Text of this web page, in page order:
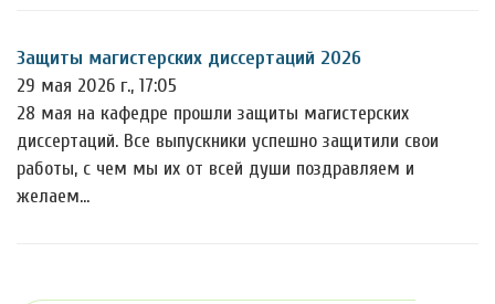
Защиты магистерских диссертаций 2026
29 мая 2026 г., 17:05
28 мая на кафедре прошли защиты магистерских
диссертаций. Все выпускники успешно защитили свои
работы, с чем мы их от всей души поздравляем и
желаем…